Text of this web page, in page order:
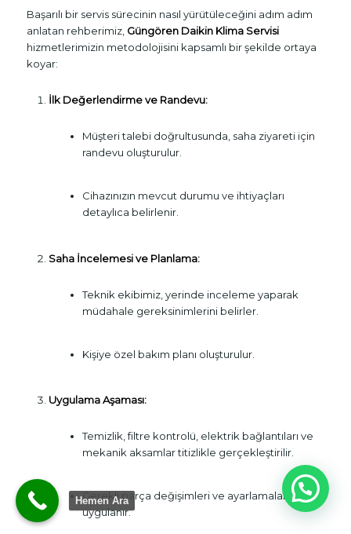
Başarılı bir servis sürecinin nasıl yürütüleceğini adım adım
anlatan rehberimiz, Güngören Daikin Klima Servisi
hizmetlerimizin metodolojisini kapsamlı bir şekilde ortaya
koyar:
İlk Değerlendirme ve Randevu:
Müşteri talebi doğrultusunda, saha ziyareti için
randevu oluşturulur.
Cihazınızın mevcut durumu ve ihtiyaçları
detaylıca belirlenir.
Saha İncelemesi ve Planlama:
Teknik ekibimiz, yerinde inceleme yaparak
müdahale gereksinimlerini belirler.
Kişiye özel bakım planı oluşturulur.
Uygulama Aşaması:
Temizlik, filtre kontrolü, elektrik bağlantıları ve
mekanik aksamlar titizlikle gerçekleştirilir.
Gerekli parça değişimleri ve ayarlamalar
uygulanır.
Merhaba
Hemen Ara